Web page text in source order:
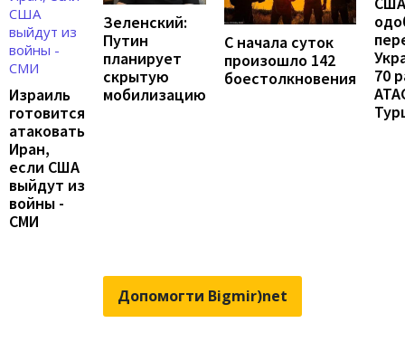
Израиль
готовится
атаковать
Иран,
если США
выйдут из
войны -
СМИ
Зеленский:
Путин
планирует
скрытую
мобилизацию
С начала суток
произошло 142
боестолкновения
70
Допомогти Bigmir)net